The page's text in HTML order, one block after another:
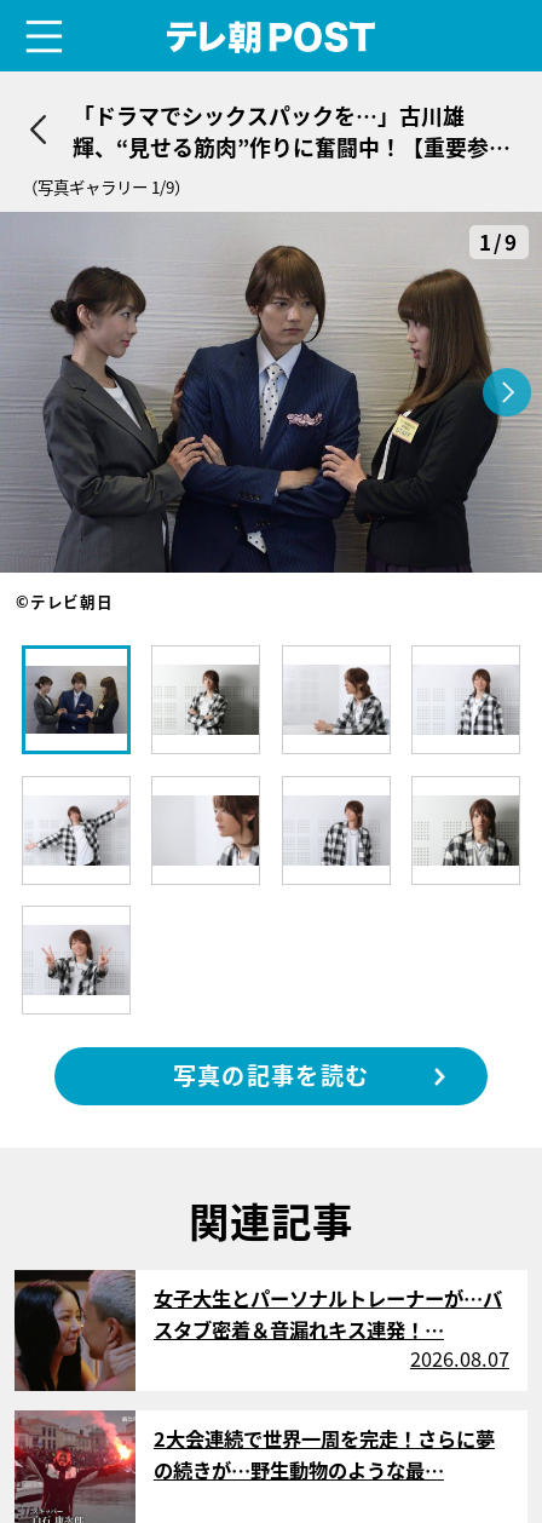
「ドラマでシックスパックを…」古川雄
輝、“見せる筋肉”作りに奮闘中！【重要参考
人探偵】
（写真ギャラリー 1/9）
1/9
©テレビ朝日
写真の記事を読む
関連記事
サムネイル
女子大生とパーソナルトレーナーが…バ
スタブ密着＆音漏れキス連発！…
2026.08.07
サムネイル
2大会連続で世界一周を完走！さらに夢
の続きが…野生動物のような最…